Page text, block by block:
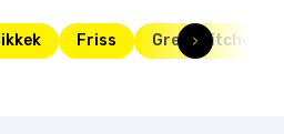
Friss Green kitchen